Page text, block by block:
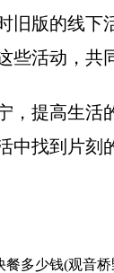
旧版的线下
些活动，共
，提高生活
中找到片刻
餐多少钱(观音